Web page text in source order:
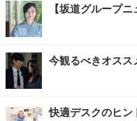
【坂道グループ
今観るべきオスス
快適デスクのヒ